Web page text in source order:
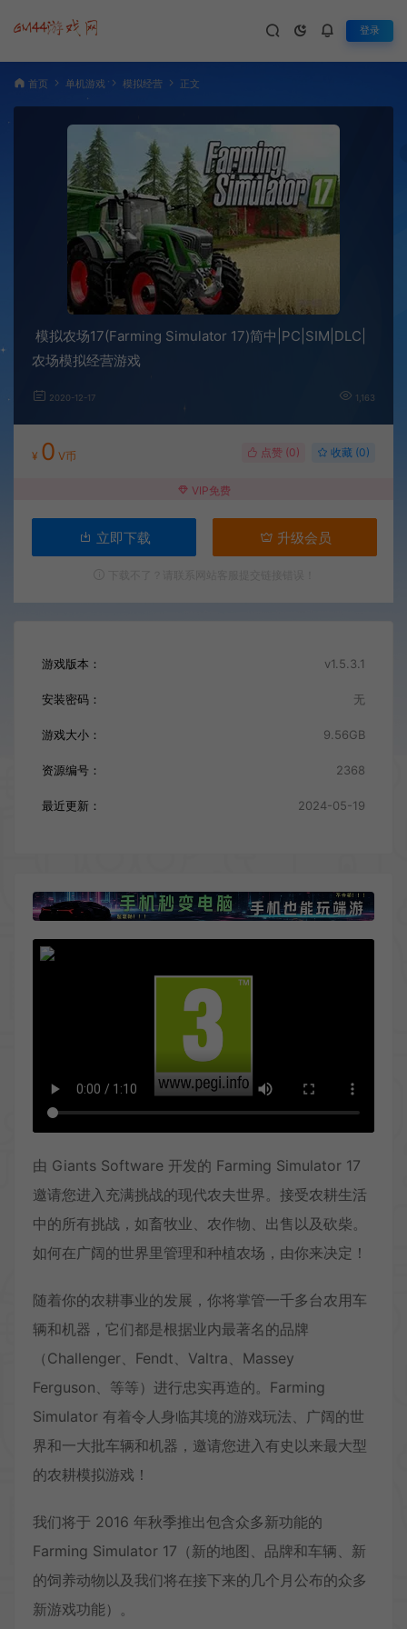
登录
首页 单机游戏 模拟经营 正文
模拟农场17(Farming Simulator 17)简中|PC|SIM|DLC|
农场模拟经营游戏
2020-12-17 1,163
¥ 0 V币 点赞 (0) 收藏 (0)
VIP免费
立即下载 升级会员
游戏版本： v1.5.3.1
安装密码： 无
游戏大小： 9.56GB
资源编号： 2368
最近更新： 2024-05-19
由 Giants Software 开发的 Farming Simulator 17
邀请您进入充满挑战的现代农夫世界。接受农耕生活
中的所有挑战，如畜牧业、农作物、出售以及砍柴。
如何在广阔的世界里管理和种植农场，由你来决定！
随着你的农耕事业的发展，你将掌管一千多台农用车
辆和机器，它们都是根据业内最著名的品牌
（Challenger、Fendt、Valtra、Massey
Ferguson、等等）进行忠实再造的。Farming
Simulator 有着令人身临其境的游戏玩法、广阔的世
界和一大批车辆和机器，邀请您进入有史以来最大型
的农耕模拟游戏！
我们将于 2016 年秋季推出包含众多新功能的
Farming Simulator 17（新的地图、品牌和车辆、新
的饲养动物以及我们将在接下来的几个月公布的众多
新游戏功能）。